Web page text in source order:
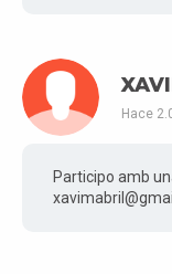
Hace
Participo amb